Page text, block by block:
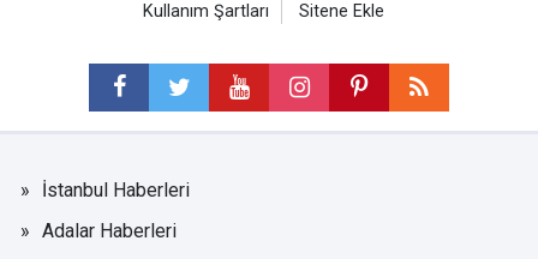
Kullanım Şartları
Sitene Ekle
İstanbul Haberleri
Adalar Haberleri